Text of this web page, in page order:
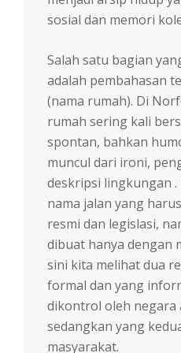
sosial dan memori
Salah satu bagian
adalah pembahasan
(nama rumah). Di
rumah sering kali
spontan, bahkan
muncul dari ironi,
deskripsi lingkungan .
nama jalan yang
resmi dan legislasi,
dibuat hanya dengan
sini kita melihat dua
formal dan yang
dikontrol oleh negara
sedangkan yang
masyarakat.